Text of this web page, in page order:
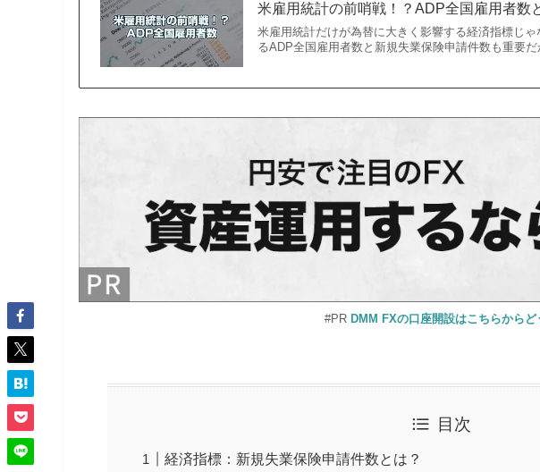
米雇用統計の前哨戦！？ADP全国雇用者数
米雇用統計だけが為替に大きく影響する経済指標じ
るADP全国雇用者数と新規失業保険申請件数も重要
#PR DMM FXの口座開設はこちらからど
目次
経済指標：新規失業保険申請件数とは？